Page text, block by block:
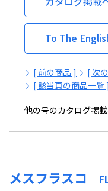
To The
[ 前の商品 ] [ 次
[ 該当頁の商品一覧 ]
他の号のカタログ掲
メスフラスコ